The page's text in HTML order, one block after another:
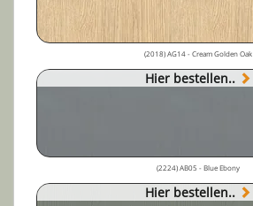
(2018) AG14 - Cream Golden Oak
Hier bestellen..
(2224) AB05 - Blue Ebony
Hier bestellen..